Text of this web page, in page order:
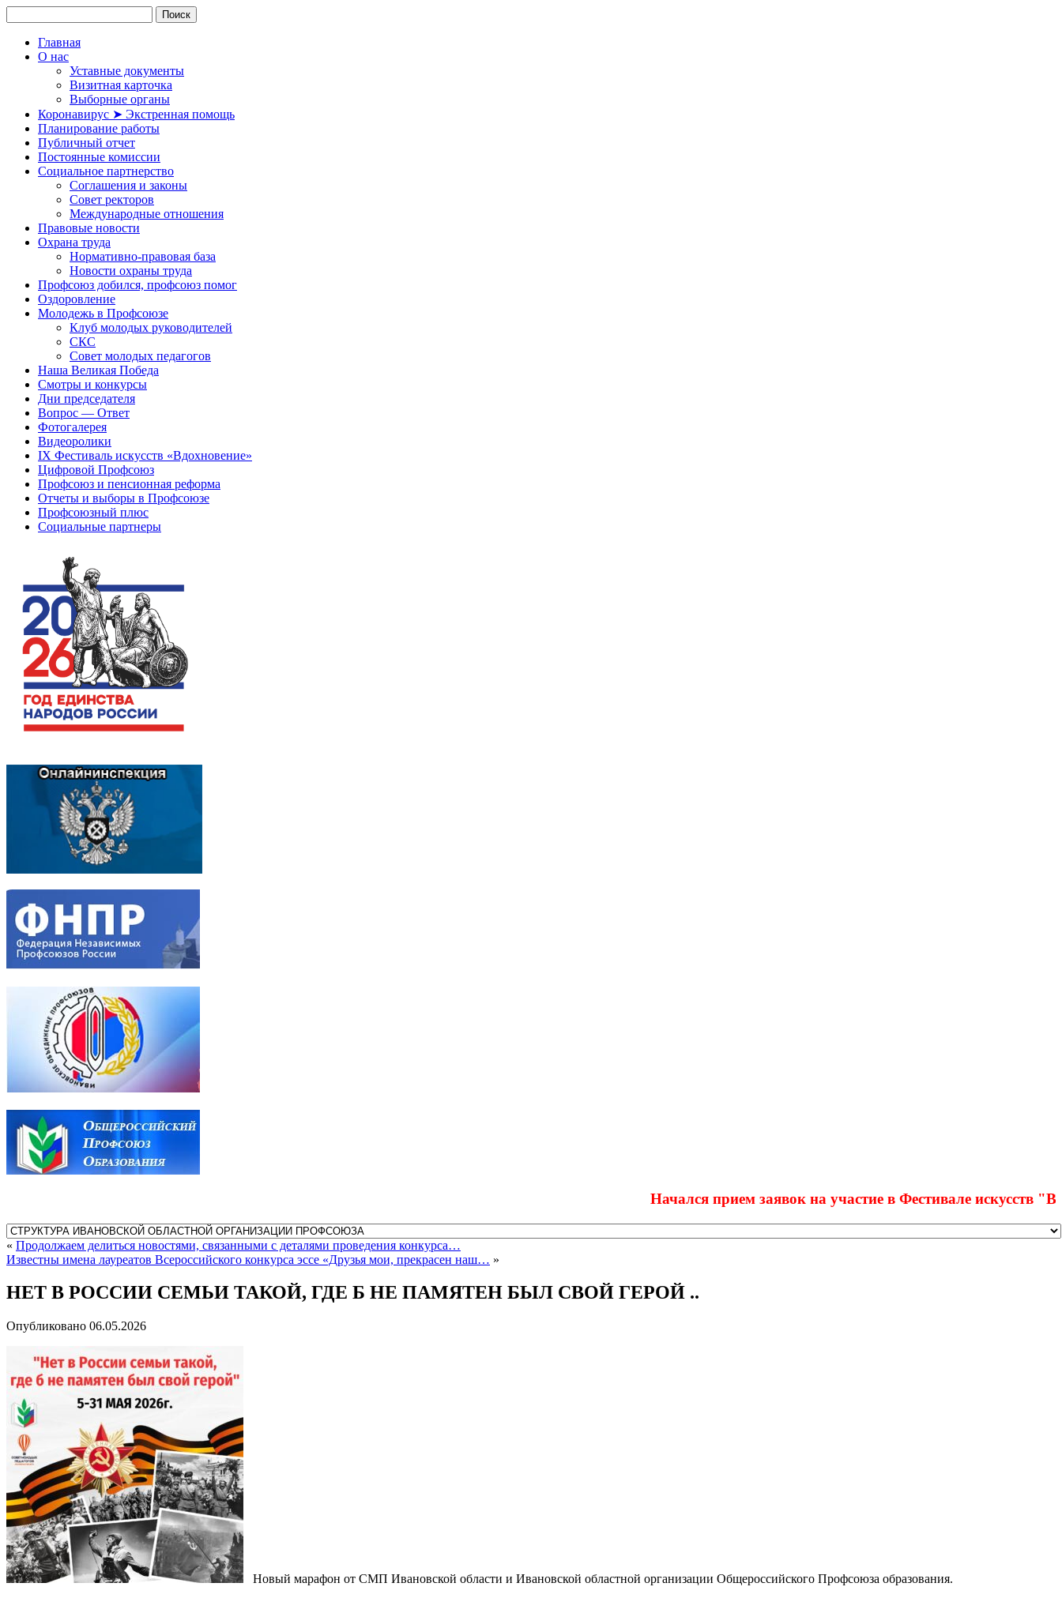
Главная
О нас
Уставные документы
Визитная карточка
Выборные органы
Коронавирус ➤ Экстренная помощь
Планирование работы
Публичный отчет
Постоянные комиссии
Социальное партнерство
Соглашения и законы
Совет ректоров
Международные отношения
Правовые новости
Охрана труда
Нормативно-правовая база
Новости охраны труда
Профсоюз добился, профсоюз помог
Оздоровление
Молодежь в Профсоюзе
Клуб молодых руководителей
СКС
Совет молодых педагогов
Наша Великая Победа
Смотры и конкурсы
Дни председателя
Вопрос — Ответ
Фотогалерея
Видеоролики
IX Фестиваль искусств «Вдохновение»
Цифровой Профсоюз
Профсоюз и пенсионная реформа
Отчеты и выборы в Профсоюзе
Профсоюзный плюс
Социальные партнеры
Начался прием заявок на участие в Фестивале искусств
« Продолжаем делиться новостями, связанными с деталями проведения конкурса…
Известны имена лауреатов Всероссийского конкурса эссе «Друзья мои, прекрасен наш… »
НЕТ В РОССИИ СЕМЬИ ТАКОЙ, ГДЕ Б НЕ ПАМЯТЕН БЫЛ СВОЙ ГЕРОЙ ..
Опубликовано 06.05.2026
Новый марафон от СМП Ивановской области и Ивановской областной организации Общероссийского Профсоюза образования.